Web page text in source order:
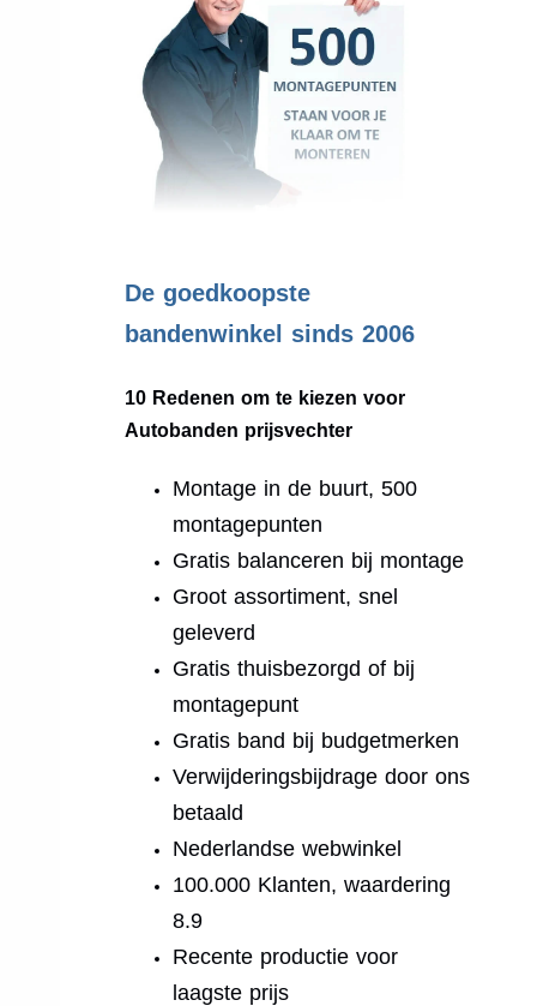
De goedkoopste
bandenwinkel sinds 2006
10 Redenen om te kiezen voor
Autobanden prijsvechter
Montage in de buurt, 500
montagepunten
Gratis balanceren bij montage
Groot assortiment, snel
geleverd
Gratis thuisbezorgd of bij
montagepunt
Gratis band bij budgetmerken
Verwijderingsbijdrage door ons
betaald
Nederlandse webwinkel
100.000 Klanten, waardering
8.9
Recente productie voor
laagste prijs